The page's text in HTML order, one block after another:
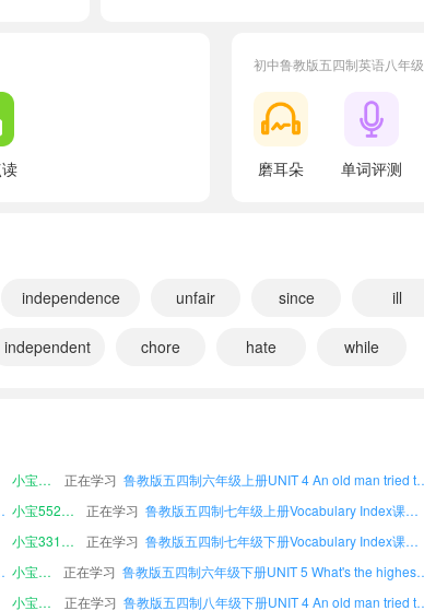
翻译：好的，但我得先做家庭作业。
Then after you finish your homework, let's
Could you please take out the rubbish?
Sure, Mom.
And could you please make your bed and
翻译：另外你能整理一下床铺，叠一下衣服吗？
All right.
翻译：好的。
初中鲁教版五四制英语八年
磨耳朵 单词评测
independence unfair since ill
independent chore hate while
小宝918268 正在学习 鲁教版五四制六年级上册UNIT 4
world?课文朗读 小宝552057 正在学习 鲁教版五四制七年级上册Vocabulary Index课文朗读
小宝331684 正在学习 鲁教版五四制七年级下册Vocabulary Index课文朗读
world?课文朗读 小宝539670 正在学习 鲁教版五四制六年级下册
小宝524619 正在学习 鲁教版五四制八年级下册UNIT 4